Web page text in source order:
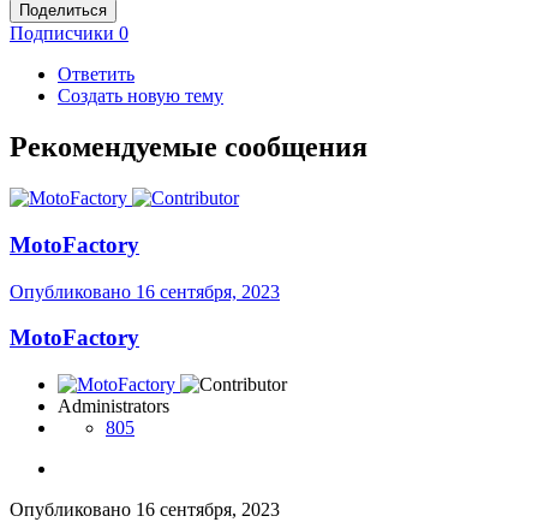
Поделиться
Подписчики 0
Ответить
Создать новую тему
Рекомендуемые сообщения
MotoFactory
Опубликовано 16 сентября, 2023
MotoFactory
Administrators
805
Опубликовано 16 сентября, 2023